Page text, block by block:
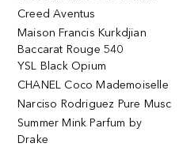
Creed Aventus
Maison Francis Kurkdjian
Baccarat Rouge 540
YSL Black Opium
CHANEL Coco Mademoiselle
Narciso Rodriguez Pure Musc
Summer Mink Parfum by
Drake